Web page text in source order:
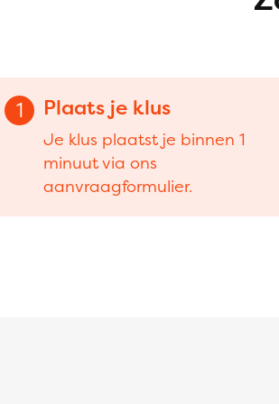
1 Plaats je klus
Je klus plaatst je binnen 1
minuut via ons
aanvraagformulier.